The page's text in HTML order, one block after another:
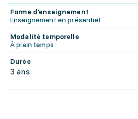
Forme d'enseignement
Enseignement en présentiel
Modalité temporelle
À plein temps
Durée
3 ans